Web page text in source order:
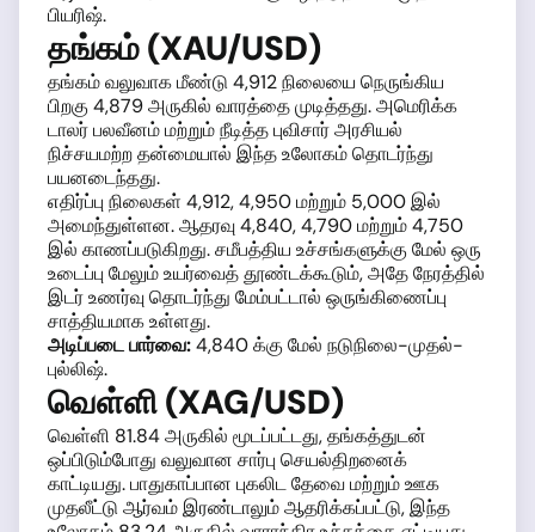
பியரிஷ்.
தங்கம் (XAU/USD)
தங்கம் வலுவாக மீண்டு 4,912 நிலையை நெருங்கிய
பிறகு 4,879 அருகில் வாரத்தை முடித்தது. அமெரிக்க
டாலர் பலவீனம் மற்றும் நீடித்த புவிசார் அரசியல்
நிச்சயமற்ற தன்மையால் இந்த உலோகம் தொடர்ந்து
பயனடைந்தது.
எதிர்ப்பு நிலைகள் 4,912, 4,950 மற்றும் 5,000 இல்
அமைந்துள்ளன. ஆதரவு 4,840, 4,790 மற்றும் 4,750
இல் காணப்படுகிறது. சமீபத்திய உச்சங்களுக்கு மேல் ஒரு
உடைப்பு மேலும் உயர்வைத் தூண்டக்கூடும், அதே நேரத்தில்
இடர் உணர்வு தொடர்ந்து மேம்பட்டால் ஒருங்கிணைப்பு
சாத்தியமாக உள்ளது.
அடிப்படை பார்வை:4,840 க்கு மேல் நடுநிலை-முதல்-
புல்லிஷ்.
வெள்ளி (XAG/USD)
வெள்ளி 81.84 அருகில் மூடப்பட்டது, தங்கத்துடன்
ஒப்பிடும்போது வலுவான சார்பு செயல்திறனைக்
காட்டியது. பாதுகாப்பான புகலிட தேவை மற்றும் ஊக
முதலீட்டு ஆர்வம் இரண்டாலும் ஆதரிக்கப்பட்டு, இந்த